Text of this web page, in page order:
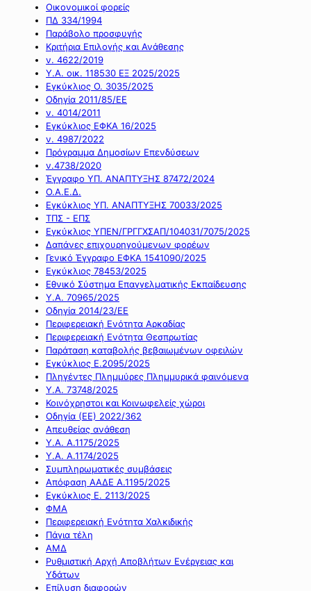
Οικονομικοί φορείς
ΠΔ 334/1994
Παράβολο προσφυγής
Κριτήρια Επιλογής και Ανάθεσης
ν. 4622/2019
Υ.Α. οικ. 118530 ΕΞ 2025/2025
Εγκύκλιος Ο. 3035/2025
Οδηγία 2011/85/ΕΕ
ν. 4014/2011
Εγκύκλιος ΕΦΚΑ 16/2025
ν. 4987/2022
Πρόγραμμα Δημοσίων Επενδύσεων
ν.4738/2020
Έγγραφο ΥΠ. ΑΝΑΠΤΥΞΗΣ 87472/2024
Ο.Α.Ε.Δ.
Εγκύκλιος ΥΠ. ΑΝΑΠΤΥΞΗΣ 70033/2025
ΤΠΣ - ΕΠΣ
Εγκύκλιος ΥΠΕΝ/ΓΡΓΓΧΣΑΠ/104031/7075/2025
Δαπάνες επιχουρηγούμενων φορέων
Γενικό Έγγραφο ΕΦΚΑ 1541090/2025
Εγκύκλιος 78453/2025
Εθνικό Σύστημα Επαγγελματικής Εκπαίδευσης
Υ.Α. 70965/2025
Οδηγία 2014/23/ΕΕ
Περιφερειακή Ενότητα Αρκαδίας
Περιφερειακή Ενότητα Θεσπρωτίας
Παράταση καταβολής βεβαιωμένων οφειλών
Εγκύκλιος Ε.2095/2025
Πληγέντες Πλημμύρες Πλημμυρικά φαινόμενα
Υ.Α. 73748/2025
Κοινόχρηστοι και Κοινωφελείς χώροι
Οδηγία (ΕΕ) 2022/362
Απευθείας ανάθεση
Υ.Α. Α.1175/2025
Υ.Α. Α.1174/2025
Συμπληρωματικές συμβάσεις
Απόφαση ΑΑΔΕ Α.1195/2025
Εγκύκλιος Ε. 2113/2025
ΦΜΑ
Περιφερειακή Ενότητα Χαλκιδικής
Πάγια τέλη
ΑΜΔ
Ρυθμιστική Αρχή Αποβλήτων Ενέργειας και
Υδάτων
Επίλυση διαφορών